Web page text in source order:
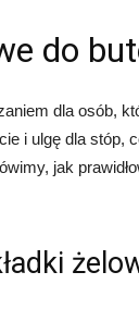
do
dla osób,
i ulgę dla stóp,
jak